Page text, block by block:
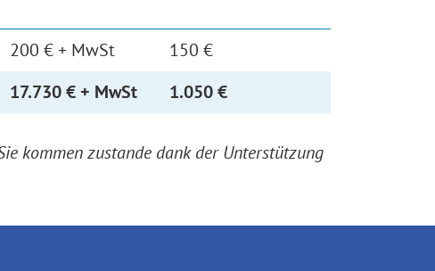
17.730 € + MwSt 1.050 €
200 € + MwSt 150 €
kommen zustande dank der Unterstützung